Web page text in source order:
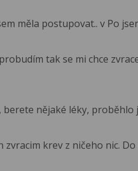
měla postupovat.. v Po
tak se mi chce
nějaké léky, proběhlo
krev z ničeho nic. Do